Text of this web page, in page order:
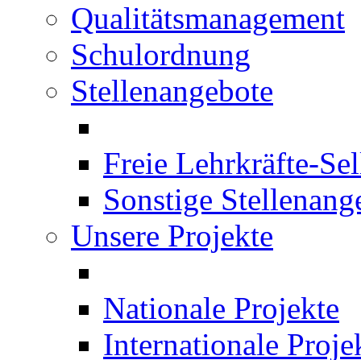
Qualitätsmanagement
Schulordnung
Stellenangebote
Freie Lehrkräfte-
Sonstige
Unsere Projekte
Nationale Projekte
Internationale